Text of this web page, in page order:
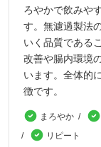
ろやかで飲みや
す。無濾過製法
いく品質である
改善や腸内環境
います。全体的
徴です。
まろやか
リピート